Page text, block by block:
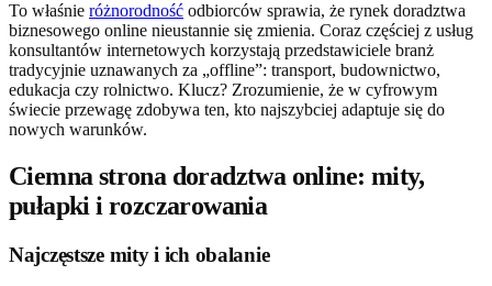
To właśnie różnorodność odbiorców sprawia, że rynek doradztwa
biznesowego online nieustannie się zmienia. Coraz częściej z usług
konsultantów internetowych korzystają przedstawiciele branż
tradycyjnie uznawanych za „offline”: transport, budownictwo,
edukacja czy rolnictwo. Klucz? Zrozumienie, że w cyfrowym
świecie przewagę zdobywa ten, kto najszybciej adaptuje się do
nowych warunków.
Ciemna strona doradztwa online: mity,
pułapki i rozczarowania
Najczęstsze mity i ich obalanie